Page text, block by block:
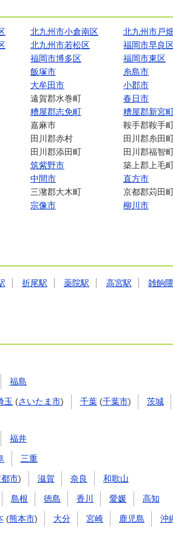
北九州市小倉南区
北九州市戸
北九州市若松区
福岡市早良
福岡市博多区
福岡市東区
飯塚市
糸島市
大牟田市
小郡市
遠賀郡水巻町
春日市
糟屋郡志免町
糟屋郡新宮
嘉麻市
鞍手郡鞍手
田川郡赤村
田川郡糸田
田川郡添田町
田川郡福智
筑紫野市
築上郡上毛
中間市
直方市
三潴郡大木町
京都郡苅田
宗像市
柳川市
折尾駅 薬院駅 高宮駅
雑餉
福島
玉 (さいたま市) 千葉(千葉市) 茨城
福井
三重
市) 滋賀 奈良 和歌山
島根 徳島 香川 愛媛 高知
(熊本市) 大分 宮崎 鹿児島 沖